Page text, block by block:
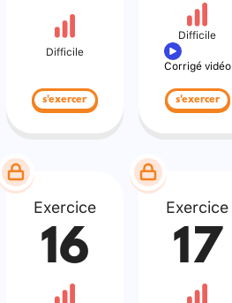
Difficile
s'exercer
Difficile
Corrigé vidéo
s'exercer
Exercice
16
Exercice
17